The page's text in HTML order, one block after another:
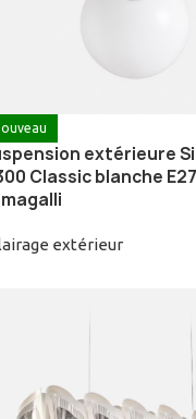
extérieure
Classic blanche
extérieur